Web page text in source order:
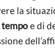
la
e di